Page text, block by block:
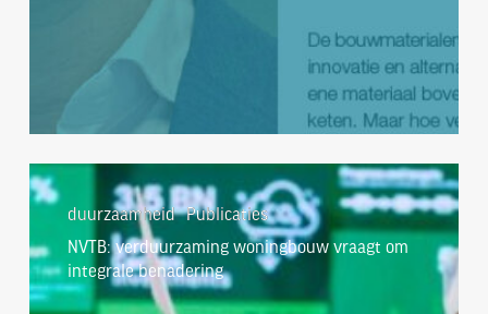
NVTB:
verduurzaming
woningbouw
vraagt
om
duurzaamheid Publicaties
NVTB: verduurzaming woningbouw vraagt om
integrale benadering